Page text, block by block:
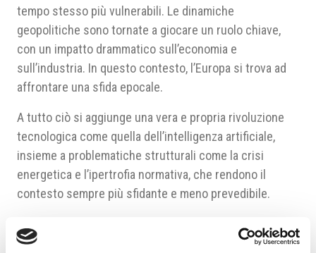
tempo stesso più vulnerabili. Le dinamiche
geopolitiche sono tornate a giocare un ruolo chiave,
con un impatto drammatico sull’economia e
sull’industria. In questo contesto, l’Europa si trova ad
affrontare una sfida epocale.
A tutto ciò si aggiunge una vera e propria rivoluzione
tecnologica come quella dell’intelligenza artificiale,
insieme a problematiche strutturali come la crisi
energetica e l’ipertrofia normativa, che rendono il
contesto sempre più sfidante e meno prevedibile.
per fare impresa in Repubblica Ceca, oggi il Paese è